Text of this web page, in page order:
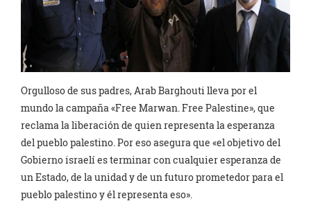
Orgulloso de sus padres, Arab Barghouti lleva por el
mundo la campaña «Free Marwan. Free Palestine», que
reclama la liberación de quien representa la esperanza
del pueblo palestino. Por eso asegura que «el objetivo del
Gobierno israelí es terminar con cualquier esperanza de
un Estado, de la unidad y de un futuro prometedor para el
pueblo palestino y él representa eso».